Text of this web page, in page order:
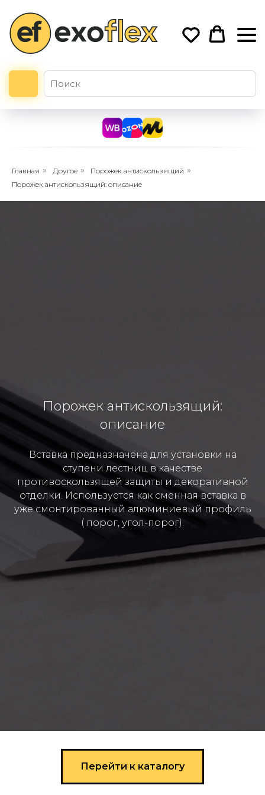
Главная » Другое » Порожек антискользящий »
Порожек антискользящий: описание
Порожек антискользящий:
описание
Вставка предназначена для установки на
ступени лестниц в качестве
противоскользящей защиты и декоративной
отделки. Используется как сменная вставка в
уже смонтированный алюминиевый профиль
( порог, угол-порог).
Перейти к каталогу